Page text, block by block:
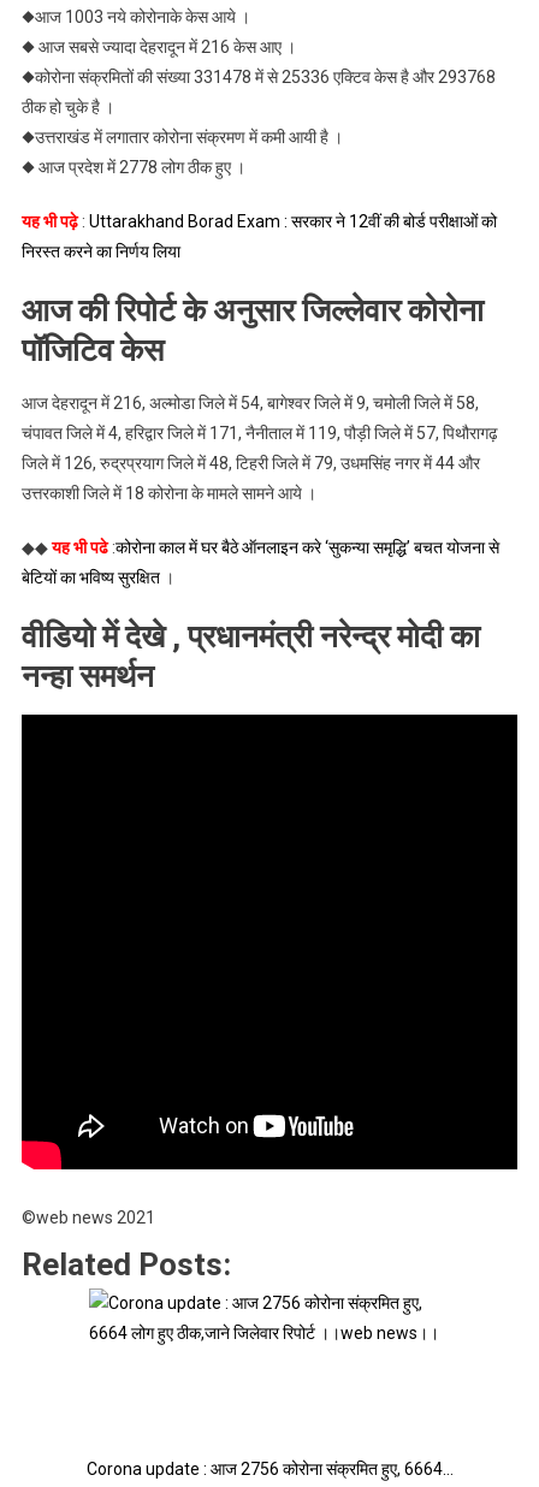
◆आज 1003 नये कोरोनाके केस आये ।
◆ आज सबसे ज्यादा देहरादून में 216 केस आए ।
◆कोरोना संक्रमितों की संख्या 331478 में से 25336 एक्टिव केस है और 293768
ठीक हो चुके है ।
◆उत्तराखंड में लगातार कोरोना संक्रमण में कमी आयी है ।
◆ आज प्रदेश में 2778 लोग ठीक हुए ।
यह भी पढ़े: Uttarakhand Borad Exam : सरकार ने 12वीं की बोर्ड परीक्षाओं को
निरस्त करने का निर्णय लिया
आज की रिपोर्ट के अनुसार जिल्लेवार कोरोना
पॉजिटिव केस
आज देहरादून में 216, अल्मोडा जिले में 54, बागेश्वर जिले में 9, चमोली जिले में 58,
चंपावत जिले में 4, हरिद्वार जिले में 171, नैनीताल में 119, पौड़ी जिले में 57, पिथौरागढ़
जिले में 126, रुद्रप्रयाग जिले में 48, टिहरी जिले में 79, उधमसिंह नगर में 44 और
उत्तरकाशी जिले में 18 कोरोना के मामले सामने आये ।
◆◆यह भी पढे:कोरोना काल में घर बैठे ऑनलाइन करे ‘सुकन्या समृद्धि’ बचत योजना से
बेटियों का भविष्य सुरक्षित।
वीडियो में देखे , प्रधानमंत्री नरेन्द्र मोदी का
नन्हा समर्थन
©web news 2021
Related Posts:
Corona update : आज 2756 कोरोना संक्रमित हुए, 6664…